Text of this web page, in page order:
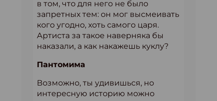
в том, что для него не было
запретных тем: он мог высмеивать
кого угодно, хоть самого царя.
Артиста за такое наверняка бы
наказали, а как накажешь куклу?
Пантомима
Возможно, ты удивишься, но
интересную историю можно